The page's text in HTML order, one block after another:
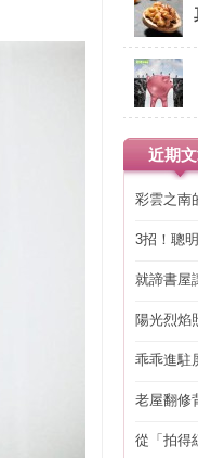
近期
彩雲之南
3招！聰
就諦書屋
陽光烈焰
乖乖進駐
老屋翻修
從「拍得